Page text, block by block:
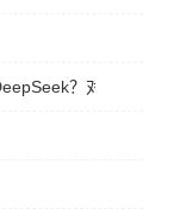
？对谁更有好